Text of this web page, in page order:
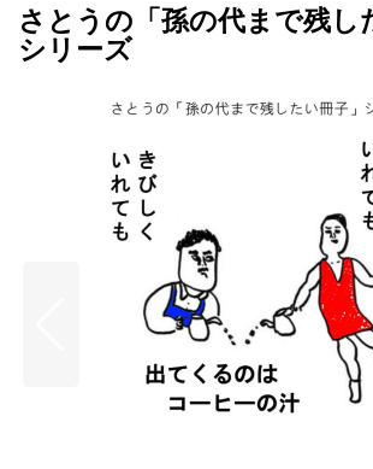
さとうの「孫の代まで残し
シリーズ